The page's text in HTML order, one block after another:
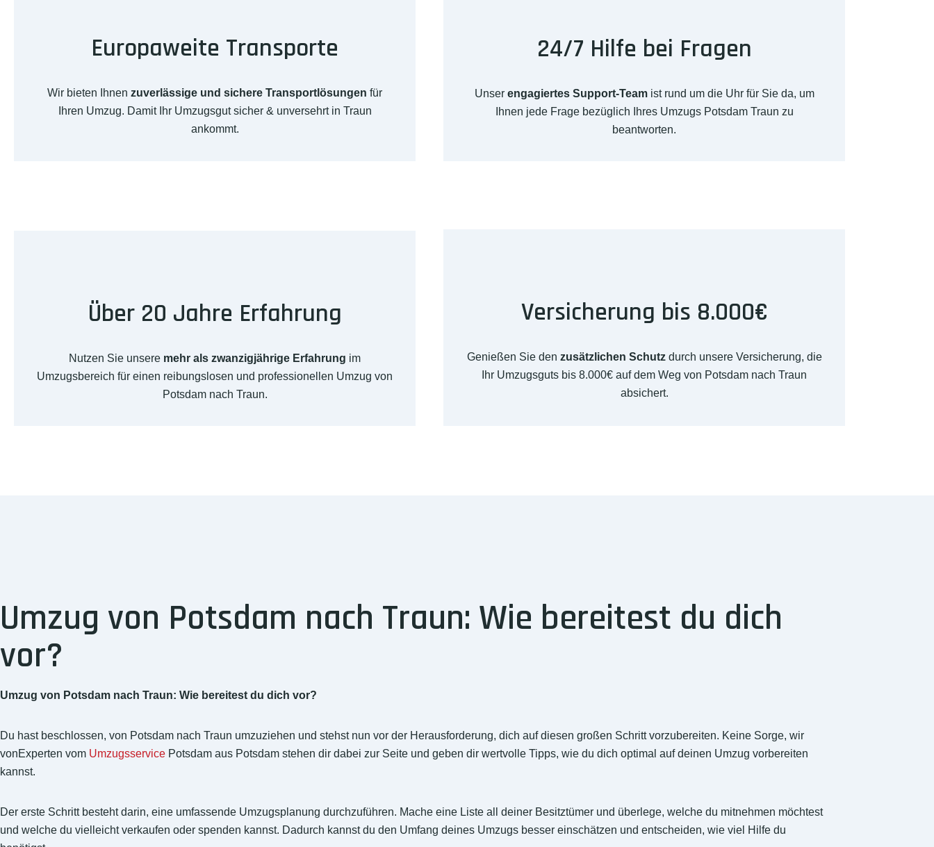
Europaweite Transporte
Wir bieten Ihnen zuverlässige und sichere Transportlösungen für
Ihren Umzug. Damit Ihr Umzugsgut sicher & unversehrt in Traun
ankommt.
24/7 Hilfe bei Fragen
Unser engagiertes Support-Teamist rund um die Uhr für Sie da, um
Ihnen jede Frage bezüglich Ihres Umzugs Potsdam Traun zu
beantworten.
Über 20 Jahre Erfahrung
Nutzen Sie unsere mehr als zwanzigjährige Erfahrung im
Umzugsbereich für einen reibungslosen und professionellen Umzug von
Potsdam nach Traun.
Versicherung bis 8.000€
Genießen Sie den zusätzlichen Schutzdurch unsere Versicherung, die
Ihr Umzugsguts bis 8.000€ auf dem Weg von Potsdam nach Traun
absichert.
Umzug von Potsdam nach Traun: Wie bereitest du dich
vor?
Umzug von Potsdam nach Traun: Wie bereitest du dich vor?
Du hast beschlossen, von Potsdam nach Traun umzuziehen und stehst nun vor der Herausforderung, dich auf diesen großen Schritt vorzubereiten. Keine Sorge, wir
vonExperten vom Umzugsservice Potsdam aus Potsdam stehen dir dabei zur Seite und geben dir wertvolle Tipps, wie du dich optimal auf deinen Umzug vorbereiten
kannst.
Der erste Schritt besteht darin, eine umfassende Umzugsplanung durchzuführen. Mache eine Liste all deiner Besitztümer und überlege, welche du mitnehmen möchtest
und welche du vielleicht verkaufen oder spenden kannst. Dadurch kannst du den Umfang deines Umzugs besser einschätzen und entscheiden, wie viel Hilfe du